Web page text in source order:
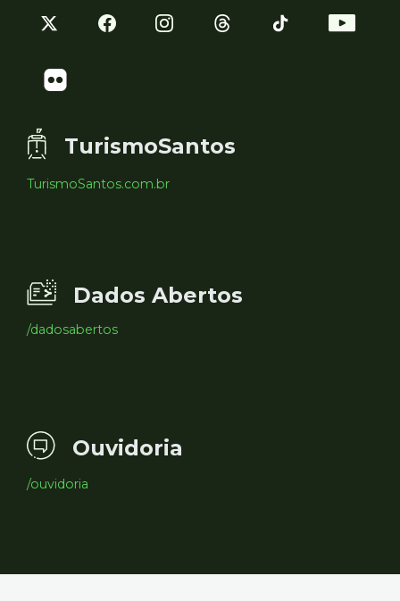
TurismoSantos
TurismoSantos.com.br
Dados Abertos
/dadosabertos
Ouvidoria
/ouvidoria